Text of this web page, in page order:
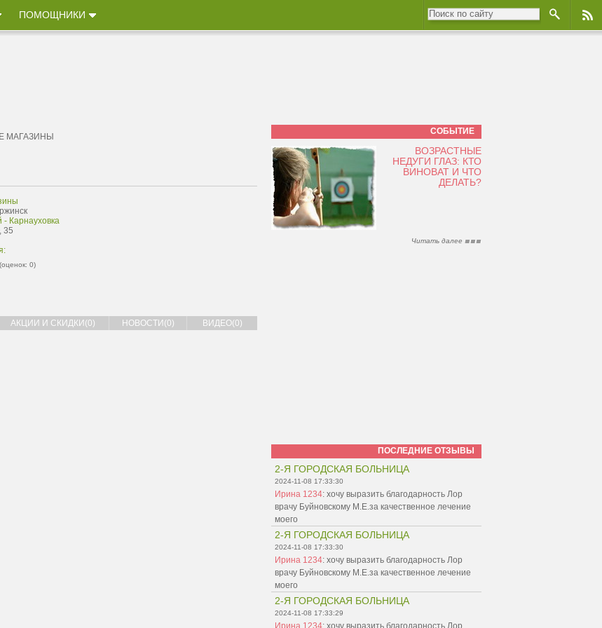
ПОМОЩНИКИ
МАГАЗИНЫ
- Карнауховка
35
(оценок: 0)
АКЦИИ И СКИДКИ(0) НОВОСТИ(0) ВИДЕО(0)
СОБЫТИЕ
ВОЗРАСТНЫЕ
НЕДУГИ ГЛАЗ: КТО
ВИНОВАТ И ЧТО
ДЕЛАТЬ?
Читать далее
ПОСЛЕДНИЕ ОТЗЫВЫ
2-Я ГОРОДСКАЯ БОЛЬНИЦА
2024-11-08 17:33:30
Ирина 1234: хочу выразить благодарность Лор
врачу Буйновскому М.Е.за качественное лечение
моего
2-Я ГОРОДСКАЯ БОЛЬНИЦА
2024-11-08 17:33:30
Ирина 1234: хочу выразить благодарность Лор
врачу Буйновскому М.Е.за качественное лечение
моего
2-Я ГОРОДСКАЯ БОЛЬНИЦА
2024-11-08 17:33:29
Ирина 1234: хочу выразить благодарность Лор